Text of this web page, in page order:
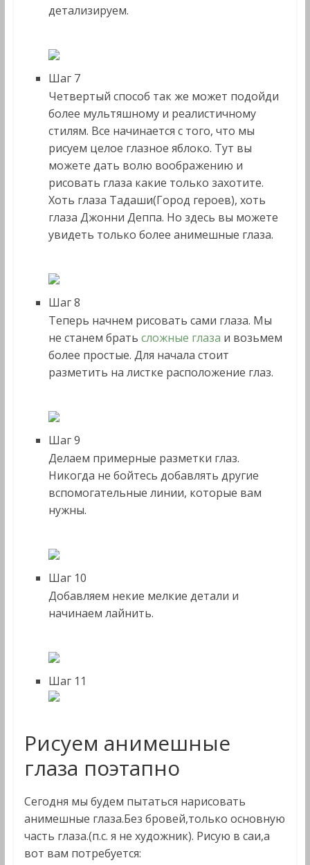
детализируем.
Шаг 7
Четвертый способ так же может подойди
более мультяшному и реалистичному
стилям. Все начинается с того, что мы
рисуем целое глазное яблоко. Тут вы
можете дать волю воображению и
рисовать глаза какие только захотите.
Хоть глаза Тадаши(Город героев), хоть
глаза Джонни Деппа. Но здесь вы можете
увидеть только более анимешные глаза.
Шаг 8
Теперь начнем рисовать сами глаза. Мы
не станем брать сложные глаза и возьмем
более простые. Для начала стоит
разметить на листке расположение глаз.
Шаг 9
Делаем примерные разметки глаз.
Никогда не бойтесь добавлять другие
вспомогательные линии, которые вам
нужны.
Шаг 10
Добавляем некие мелкие детали и
начинаем лайнить.
Шаг 11
Рисуем анимешные
глаза поэтапно
Сегодня мы будем пытаться нарисовать
анимешные глаза.Без бровей,только основную
часть глаза.(п.с. я не художник). Рисую в саи,а
вот вам потребуется: